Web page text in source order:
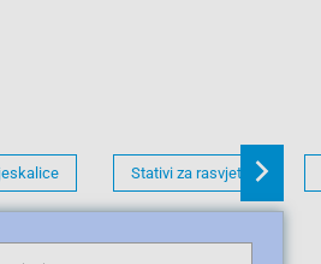
Stativi za rasvjetu